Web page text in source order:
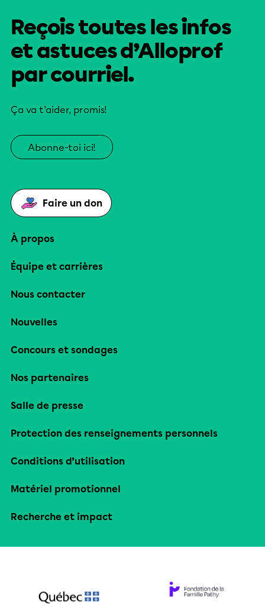
Reçois toutes les infos
et astuces d’Alloprof
par courriel.
Ça va t’aider, promis!
Abonne-toi ici!
Faire un don
À propos
Équipe et carrières
Nous contacter
Nouvelles
Concours et sondages
Nos partenaires
Salle de presse
Protection des renseignements personnels
Conditions d’utilisation
Matériel promotionnel
Recherche et impact